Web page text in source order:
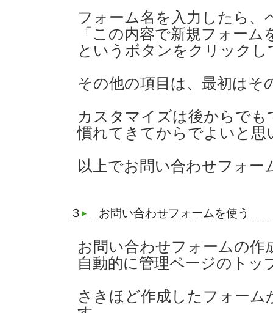
フォーム名を入力したら、
「この内容で新規フォーム
というボタンをクリックし
その他の項目は、最初はそ
カスタマイズは後からでも
慣れてきてからでよいと思
以上でお問い合わせフォー
３ お問い合わせフォームを使う
お問い合わせフォームの作
自動的に管理ページのトッ
さきほど作成したフォーム